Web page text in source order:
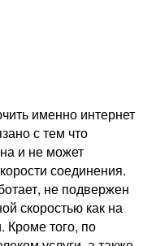
именно интернет
с тем что
и не может
соединения.
не подвержен
скоростью как на
Кроме того, по